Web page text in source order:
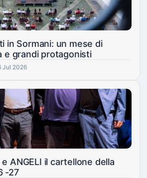
in Sormani: un mese di
e grandi protagonisti
Jul 2026
ANGELI il cartellone della
-27